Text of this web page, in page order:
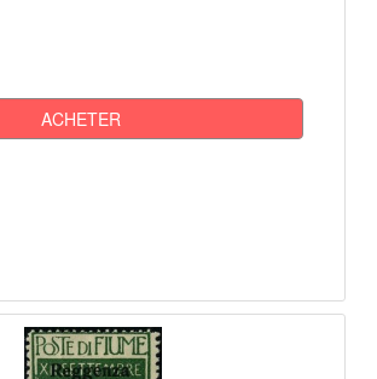
ACHETER